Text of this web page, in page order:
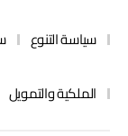
سياسة التنوع
الملكية والتمويل